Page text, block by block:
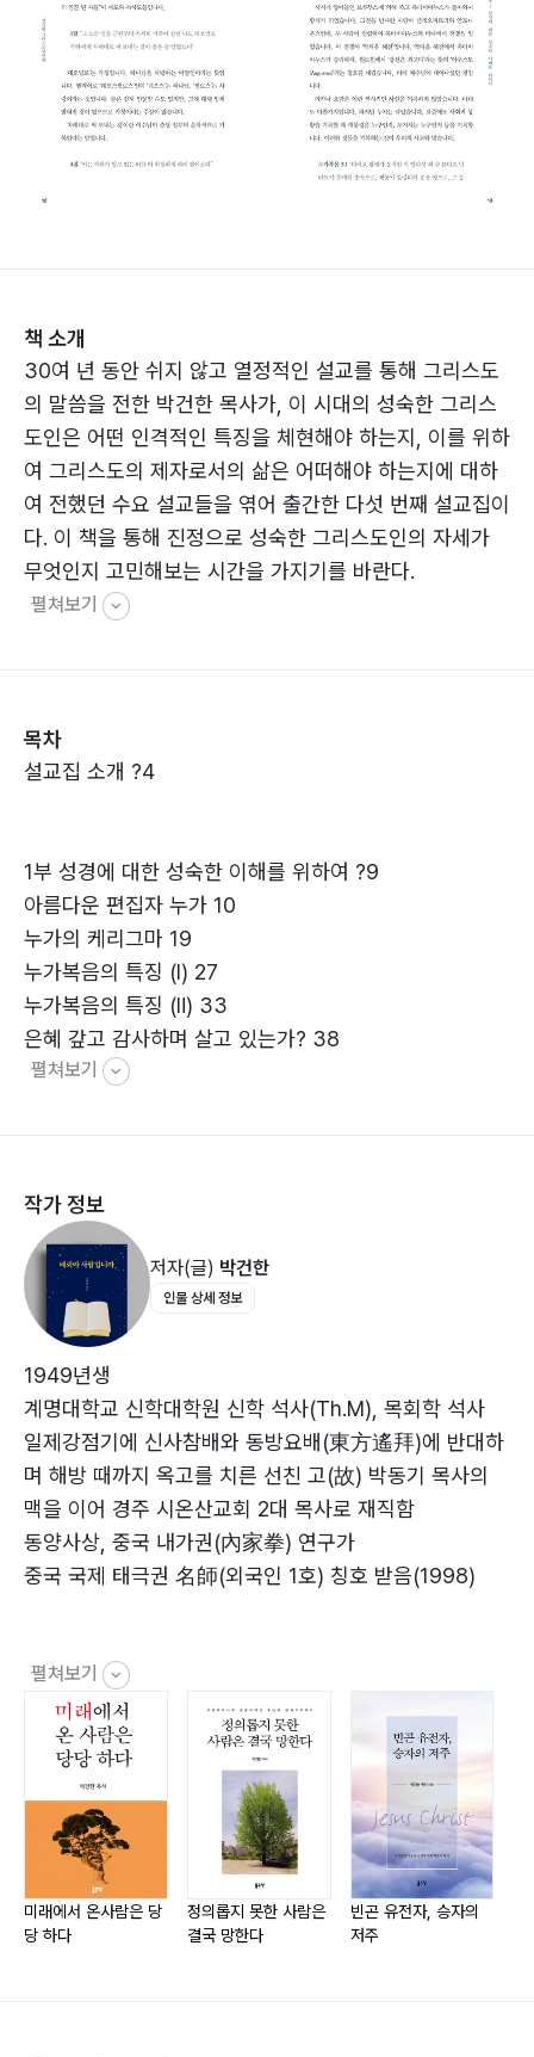
책 소개
30여 년 동안 쉬지 않고 열정적인 설교를 통해 그리스도
의 말씀을 전한 박건한 목사가, 이 시대의 성숙한 그리스
도인은 어떤 인격적인 특징을 체현해야 하는지, 이를 위하
여 그리스도의 제자로서의 삶은 어떠해야 하는지에 대하
여 전했던 수요 설교들을 엮어 출간한 다섯 번째 설교집이
다. 이 책을 통해 진정으로 성숙한 그리스도인의 자세가
무엇인지 고민해보는 시간을 가지기를 바란다.
펼쳐보기
목차
설교집 소개 ?4
1부 성경에 대한 성숙한 이해를 위하여 ?9
아름다운 편집자 누가 10
누가의 케리그마 19
누가복음의 특징 (Ⅰ) 27
누가복음의 특징 (Ⅱ) 33
은혜 갚고 감사하며 살고 있는가? 38
누가의 삭제자료들 44
2부 인간에 대한 성숙한 이해를 위하여 ?51
블라인드 스팟(Blind spot), 없는 사람 있는가? 52
행하고 있는가, 행하지 않고 말만 하는가? 59
예수님과 말씀을 중심 삼고 생물학적, 사회적 나이를 극복
하자 63
3대 결정론과 임계점 67
라이프 스타일 결정론과 말 73
아파르 민하아다마 78
구원받은 자로서 부모 유전자 On/Off 하자! 83
부모 유전자 중 On/Off 할 것들 86
하자크, 하자크 (1) 89
하자크, 하자크 (2) 92
3부 그리스도인의 개인적 성숙을 위하여 ?101
질그릇 속에 무엇이 담겼나? 102
Creative 하지 못한 이유 106
그리스도 의식에 이르는 3가지 방법과 단계 113
자기 부족을 아는 사람이 되자 119
약한 데서 완전해진다 123
생명을 사랑하지 않는다면! 130
펼쳐보기
작가 정보
저자(글) 박건한
인물 상세 정보
1949년생
계명대학교 신학대학원 신학 석사(Th.M), 목회학 석사
일제강점기에 신사참배와 동방요배(東方遙拜)에 반대하
며 해방 때까지 옥고를 치른 선친 고(故) 박동기 목사의
맥을 이어 경주 시온산교회 2대 목사로 재직함
동양사상, 중국 내가권(內家拳) 연구가
중국 국제 태극권 名師(외국인 1호) 칭호 받음(1998)
저서
《미래에서 온 사람은 당당하다》, 2016, 좋은땅
《정의롭지 못한 사람은 결국 망한다》, 2017, 좋은땅
《빈곤 유전자, 승자의 저주》, 2018, 좋은땅
《말씀과 현대물리학》, 2018, 좋은땅
《금계 박건한 목사 설교 연구》, 2018, 좋은땅
《성숙한 그리스도인이란》, 2019, 좋은땅
《창조, 카오스, 구속》, 2019, 좋은땅
《말씀과 동양사상》, 2019, 좋은땅
펼쳐보기
미래에서 온사람은 당
당 하다
정의롭지 못한 사람은
결국 망한다
빈곤 유전자, 승자의
저주